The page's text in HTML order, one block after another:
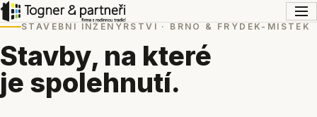
STAVEBNÍ INŽENÝRSTVÍ · BRNO & FRÝDEK-MÍSTEK
Stavby, na které
je spolehnutí.